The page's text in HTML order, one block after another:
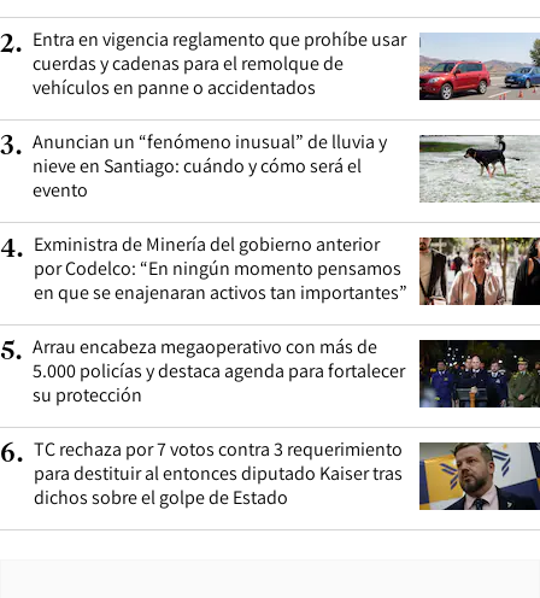
2. Entra en vigencia reglamento que prohíbe usar
cuerdas y cadenas para el remolque de
vehículos en panne o accidentados
3. Anuncian un “fenómeno inusual” de lluvia y
nieve en Santiago: cuándo y cómo será el
evento
4. Exministra de Minería del gobierno anterior
por Codelco: “En ningún momento pensamos
en que se enajenaran activos tan importantes”
5. Arrau encabeza megaoperativo con más de
5.000 policías y destaca agenda para fortalecer
su protección
6. TC rechaza por 7 votos contra 3 requerimiento
para destituir al entonces diputado Kaiser tras
dichos sobre el golpe de Estado